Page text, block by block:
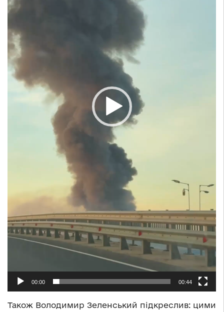
00:00 00:44
Також Володимир Зеленський підкреслив: цими